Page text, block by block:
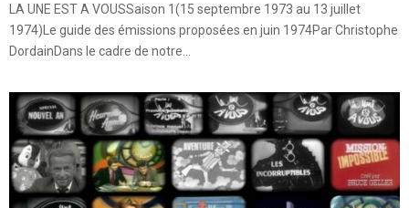
LA UNE EST A VOUSSaison 1(15 septembre 1973 au 13 juillet
1974)Le guide des émissions proposées en juin 1974Par Christophe
DordainDans le cadre de notre...